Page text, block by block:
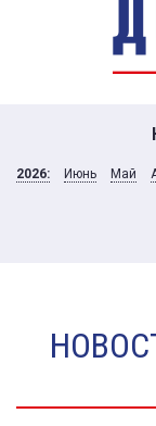
2026: Июнь Май